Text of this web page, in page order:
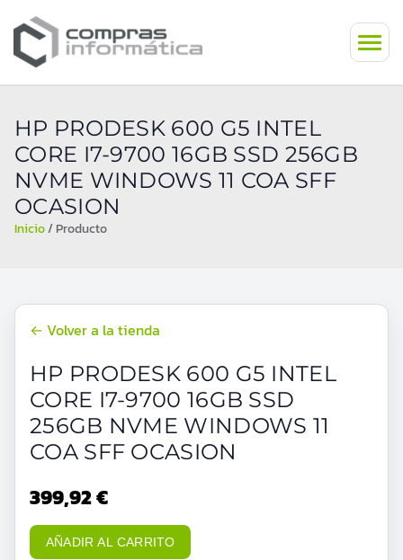
HP PRODESK 600 G5 INTEL
CORE I7-9700 16GB SSD 256GB
NVME WINDOWS 11 COA SFF
OCASION
Inicio/ Producto
← Volver a la tienda
HP PRODESK 600 G5 INTEL
CORE I7-9700 16GB SSD
256GB NVME WINDOWS 11
COA SFF OCASION
399,92 €
AÑADIR AL CARRITO